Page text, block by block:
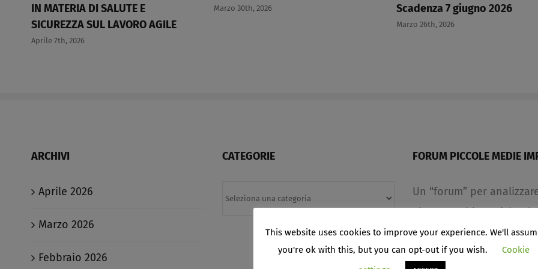
DI SALUTE E
SUL LAVORO AGILE​
7th, 2026
Marzo 30th, 2026
Scadenza 7 giugno 2026​
Marzo 26th, 2026
ARCHIVI
Aprile 2026
Marzo 2026
Febbraio 2026
CATEGORIE FORUM PICCOLE MEDIE
Un “forum” per
alcune problematiche
piccole e medie imprese,
anche delle medie e
This website uses cookies to improve your experience. We'll
you're ok with this, but you can opt-out if you wish.
Cookie